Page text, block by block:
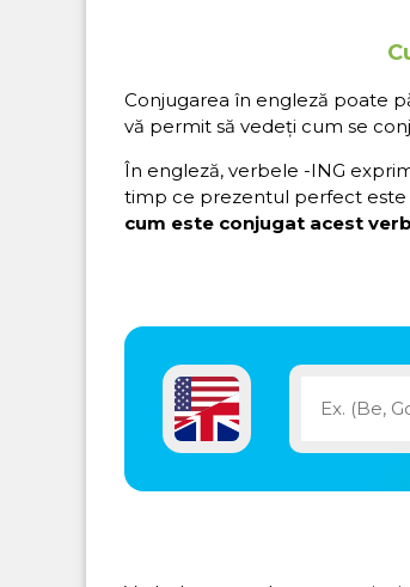
Conjugarea în engleză poate
vă permit să vedeți cum se
În engleză, verbele -ING
timp ce prezentul perfect este
cum este conjugat acest